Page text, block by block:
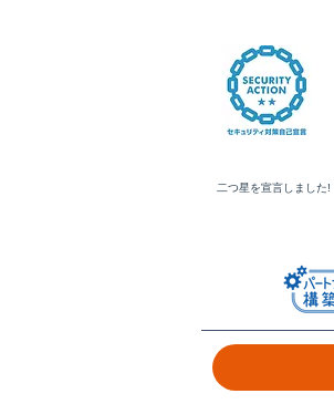
​二つ星を宣言しました!